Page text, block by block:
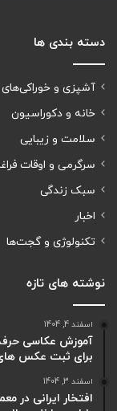
دسته بندی ها
آشپزی و
خانه و دکوراسیون
سلامت و زیبایی
سرگرمی و اوقات
سبک زندگی
اخبار
تکنولوژی و گجت‌ها
نوشته های تازه
اسفند 4, 1404
برای ثبت عکس
اسفند 3, 1404
افتخار ایرانی در